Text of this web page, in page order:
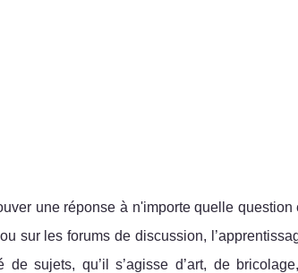
une réponse à n'importe quelle
sur les forums de discussion,
de sujets, qu’il s’agisse d’art, de